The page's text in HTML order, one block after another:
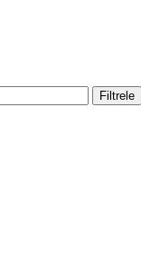
Filtrele